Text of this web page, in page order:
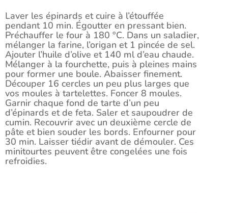
Laver les épinards et cuire à l’étouffée
pendant 10 min. Égoutter en pressant bien.
Préchauffer le four à 180 °C. Dans un saladier,
mélanger la farine, l’origan et 1 pincée de sel.
Ajouter l’huile d’olive et 140 ml d’eau chaude.
Mélanger à la fourchette, puis à pleines mains
pour former une boule. Abaisser finement.
Découper 16 cercles un peu plus larges que
vos moules à tartelettes. Foncer 8 moules.
Garnir chaque fond de tarte d’un peu
d’épinards et de feta. Saler et saupoudrer de
cumin. Recouvrir avec un deuxième cercle de
pâte et bien souder les bords. Enfourner pour
30 min. Laisser tiédir avant de démouler. Ces
minitourtes peuvent être congelées une fois
refroidies.